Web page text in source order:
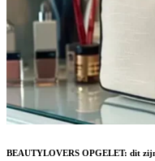
BEAUTYLOVERS OPGELET: dit